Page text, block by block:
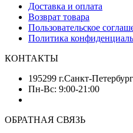
Доставка и оплата
Возврат товара
Пользовательское
Политика
КОНТАКТЫ
Пн-Вс: 9:00-21:00
ОБРАТНАЯ СВЯЗЬ